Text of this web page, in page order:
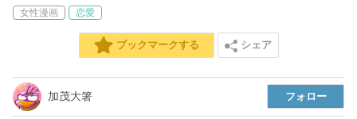
女性漫画 恋愛
ブックマークする シェア
加茂大箸 フォロー